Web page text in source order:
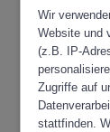
für
oder
Wir
Website und
(z.B. IP-
Zugriffe auf
stattfinden.